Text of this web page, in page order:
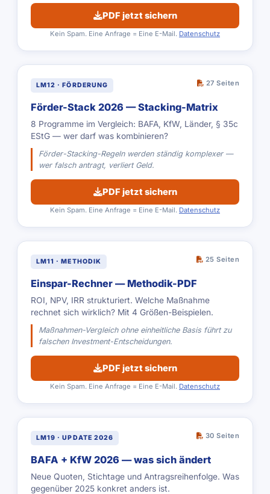
PDF jetzt sichern
Kein Spam. Eine Anfrage = Eine E-Mail. Datenschutz
LM12 · FÖRDERUNG 27 Seiten
Förder-Stack 2026 — Stacking-Matrix
8 Programme im Vergleich: BAFA, KfW, Länder, § 35c
EStG — wer darf was kombinieren?
Förder-Stacking-Regeln werden ständig komplexer —
wer falsch antragt, verliert Geld.
PDF jetzt sichern
Kein Spam. Eine Anfrage = Eine E-Mail. Datenschutz
LM11 · METHODIK 25 Seiten
Einspar-Rechner — Methodik-PDF
ROI, NPV, IRR strukturiert. Welche Maßnahme
rechnet sich wirklich? Mit 4 Größen-Beispielen.
Maßnahmen-Vergleich ohne einheitliche Basis führt zu
falschen Investment-Entscheidungen.
PDF jetzt sichern
Kein Spam. Eine Anfrage = Eine E-Mail. Datenschutz
LM19 · UPDATE 2026 30 Seiten
BAFA + KfW 2026 — was sich ändert
Neue Quoten, Stichtage und Antragsreihenfolge. Was
gegenüber 2025 konkret anders ist.